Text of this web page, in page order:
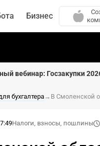
Бизнес
вебинар: Госзакупки
бухгалтера→
Налоги, взносы, пошлины